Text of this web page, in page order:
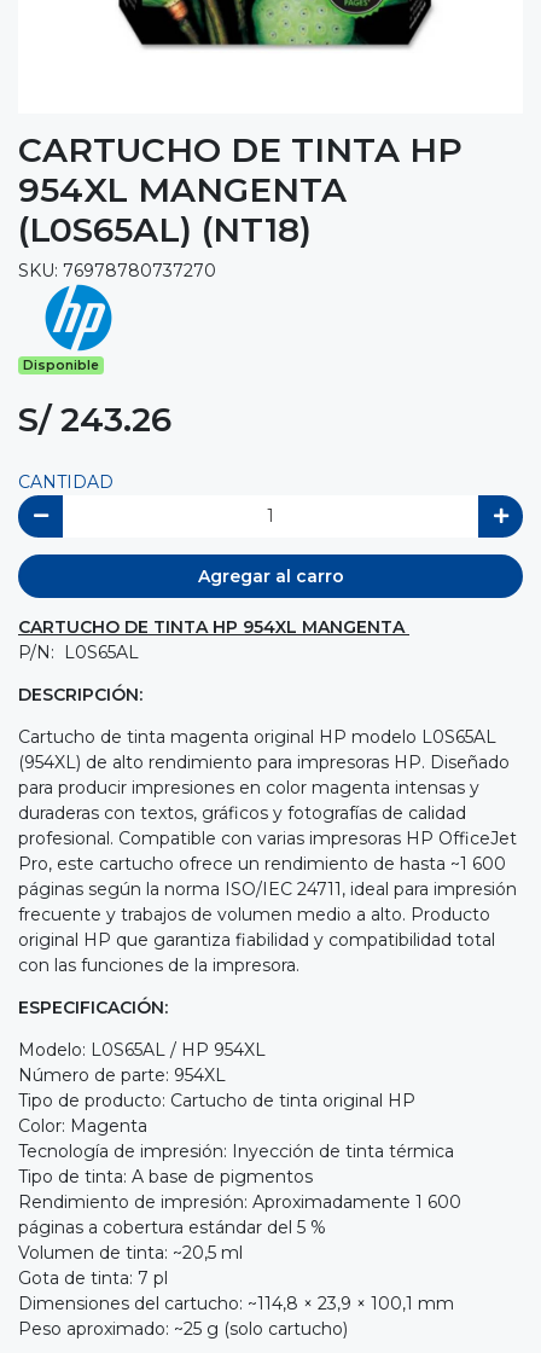
CARTUCHO DE TINTA HP
954XL MANGENTA
(L0S65AL) (NT18)
SKU: 76978780737270
Disponible
S/ 243.26
CANTIDAD
Agregar al carro
CARTUCHO DE TINTA HP 954XL MANGENTA
P/N: L0S65AL
DESCRIPCIÓN:
Cartucho de tinta magenta original HP modelo L0S65AL
(954XL) de alto rendimiento para impresoras HP. Diseñado
para producir impresiones en color magenta intensas y
duraderas con textos, gráficos y fotografías de calidad
profesional. Compatible con varias impresoras HP OfficeJet
Pro, este cartucho ofrece un rendimiento de hasta ~1 600
páginas según la norma ISO/IEC 24711, ideal para impresión
frecuente y trabajos de volumen medio a alto. Producto
original HP que garantiza fiabilidad y compatibilidad total
con las funciones de la impresora.
ESPECIFICACIÓN:
Modelo: L0S65AL / HP 954XL
Número de parte: 954XL
Tipo de producto: Cartucho de tinta original HP
Color: Magenta
Tecnología de impresión: Inyección de tinta térmica
Tipo de tinta: A base de pigmentos
Rendimiento de impresión: Aproximadamente 1 600
páginas a cobertura estándar del 5 %
Volumen de tinta: ~20,5 ml
Gota de tinta: 7 pl
Dimensiones del cartucho: ~114,8 × 23,9 × 100,1 mm
Peso aproximado: ~25 g (solo cartucho)